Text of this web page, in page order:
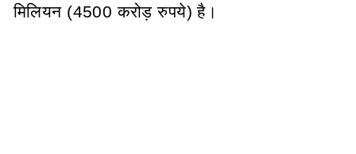
मिलियन (4500 करोड़ रुपये) है।